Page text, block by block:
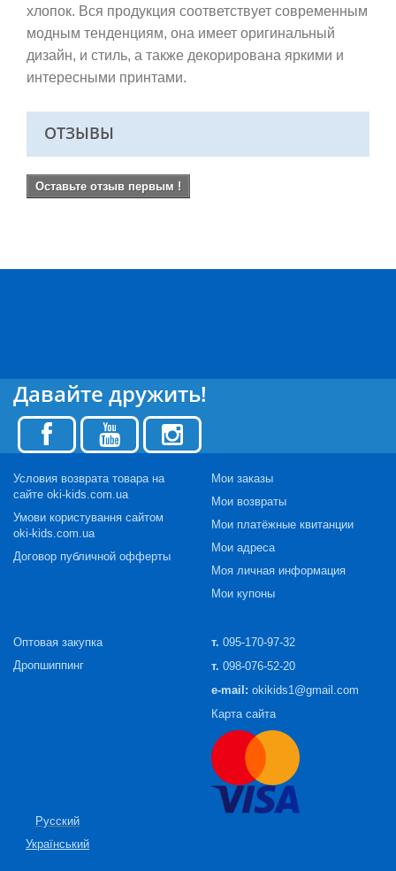
хлопок. Вся продукция соответствует современным
модным тенденциям, она имеет оригинальный
дизайн, и стиль, а также декорирована яркими и
интересными принтами.
ОТЗЫВЫ
Оставьте отзыв первым !
Давайте дружить!
Условия возврата товара на
сайте oki-kids.com.ua
Умови користування сайтом
oki-kids.com.ua
Договор публичной офферты
Мои заказы
Мои возвраты
Мои платёжные квитанции
Мои адреса
Моя личная информация
Мои купоны
Оптовая закупка
Дропшиппинг
т. 095-170-97-32
т. 098-076-52-20
e-mail: okikids1@gmail.com
Карта сайта
Русский
Український